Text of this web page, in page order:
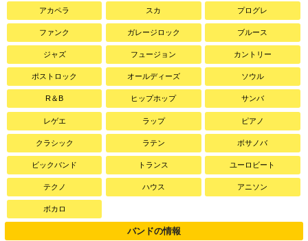
アカペラ スカ プログレ
ファンク ガレージロック ブルース
ジャズ フュージョン カントリー
ポストロック オールディーズ ソウル
R＆B ヒップホップ サンバ
レゲエ ラップ ピアノ
クラシック ラテン ボサノバ
ビックバンド トランス ユーロビート
テクノ ハウス アニソン
ボカロ
バンドの情報